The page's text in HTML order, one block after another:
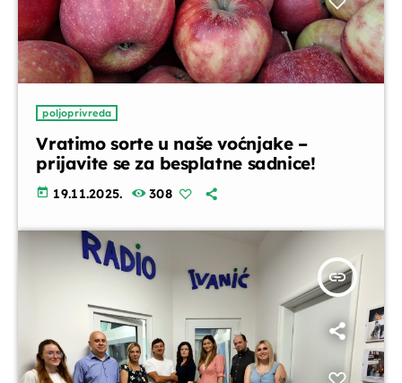
poljoprivreda
Vratimo sorte u naše voćnjake –
prijavite se za besplatne sadnice!
today 19.11.2025. 308
insert_link